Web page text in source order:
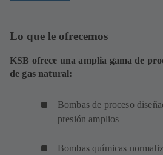
Lo que le ofrecemos
KSB ofrece una amplia gama de
de gas natural:
Bombas de proceso
presión amplios
Bombas químicas